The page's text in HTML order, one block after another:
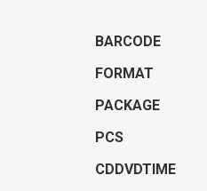
BARCODE
FORMAT
PACKAGE
PCS
CDDVDTIME